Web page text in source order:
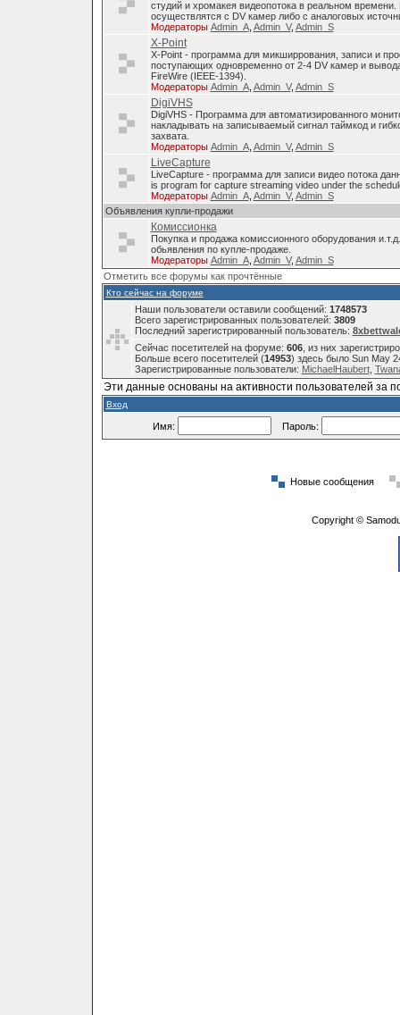
студий и хромакея видеопотока в реальном
осуществлятся с DV камер либо с аналоговых
Модераторы Admin_A, Admin_V, Admin_S
X-Point
X-Point - программа для микширрования, записи и
поступающих одновременно от 2-4 DV камер и
FireWire (IEEE-1394).
Модераторы Admin_A, Admin_V, Admin_S
DigiVHS
DigiVHS - Программа для автоматизированного
накладывать на записываемый сигнал таймкод и
захвата.
Модераторы Admin_A, Admin_V, Admin_S
LiveCapture
LiveCapture - программа для записи видео потока
is program for capture streaming video under the
Модераторы Admin_A, Admin_V, Admin_S
Объявления купли-продажи
Комиссионка
Покупка и продажа комиссионного оборудования
обьявления по купле-продаже.
Модераторы Admin_A, Admin_V, Admin_S
Отметить все форумы как прочтённые
Кто сейчас на форуме
Наши пользователи оставили сообщений: 1748573
Всего зарегистрированных пользователей: 3809
Последний зарегистрированный пользователь:
Сейчас посетителей на форуме: 606, из них
Больше всего посетителей (14953) здесь было Sun May
Зарегистрированные пользователи: MichaelHaubert,
Эти данные основаны на активности пользователей за
Вход
Имя: Пароль:
Новые сообщения
Copyright ©